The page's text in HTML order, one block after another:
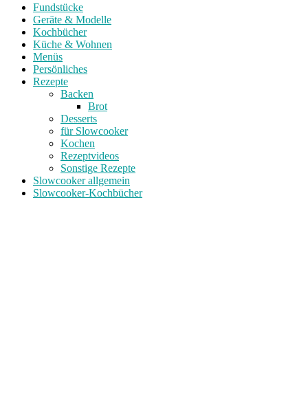
Fundstücke
Geräte & Modelle
Kochbücher
Küche & Wohnen
Menüs
Persönliches
Rezepte
Backen
Brot
Desserts
für Slowcooker
Kochen
Rezeptvideos
Sonstige Rezepte
Slowcooker allgemein
Slowcooker-Kochbücher